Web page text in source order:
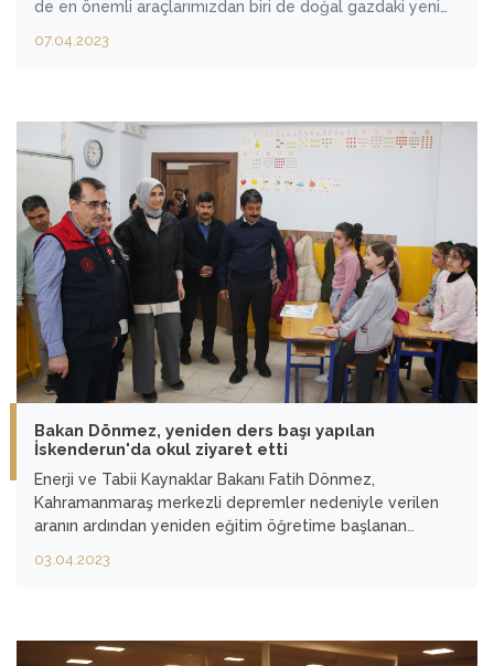
de en önemli araçlarımızdan biri de doğal gazdaki yeni
Cumhurbaşkanımızın da ifade ettiği gibi bayramdan önce
dedi.
07.04.2023
Bakan Dönmez, yeniden ders başı yapılan
İskenderun'da okul ziyaret etti
Enerji ve Tabii Kaynaklar Bakanı Fatih Dönmez,
Kahramanmaraş merkezli depremler nedeniyle verilen
aranın ardından yeniden eğitim öğretime başlanan
buluştu
03.04.2023